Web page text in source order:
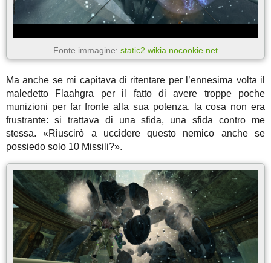
Fonte immagine: static2.wikia.nocookie.net
Ma anche se mi capitava di ritentare per l’ennesima volta il
maledetto Flaahgra per il fatto di avere troppe poche
munizioni per far fronte alla sua potenza, la cosa non era
frustrante: si trattava di una sfida, una sfida contro me
stessa. «Riuscirò a uccidere questo nemico anche se
possiedo solo 10 Missili?».